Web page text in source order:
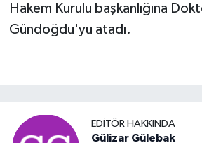
Hakem Kurulu başkanlığına
Gündoğdu'yu atadı.
EDITÖR HAKKINDA
Gülizar Gülebak